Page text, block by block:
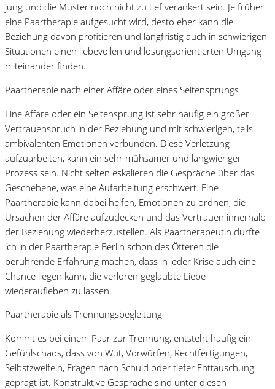
jung und die Muster noch nicht zu tief verankert sein. Je früher
eine Paartherapie aufgesucht wird, desto eher kann die
Beziehung davon profitieren und langfristig auch in schwierigen
Situationen einen liebevollen und lösungsorientierten Umgang
miteinander finden.
Paartherapie nach einer Affäre oder eines Seitensprungs
Eine Affäre oder ein Seitensprung ist sehr häufig ein großer
Vertrauensbruch in der Beziehung und mit schwierigen, teils
ambivalenten Emotionen verbunden. Diese Verletzung
aufzuarbeiten, kann ein sehr mühsamer und langwieriger
Prozess sein. Nicht selten eskalieren die Gespräche über das
Geschehene, was eine Aufarbeitung erschwert. Eine
Paartherapie kann dabei helfen, Emotionen zu ordnen, die
Ursachen der Affäre aufzudecken und das Vertrauen innerhalb
der Beziehung wiederherzustellen. Als Paartherapeutin durfte
ich in der Paartherapie Berlin schon des Öfteren die
berührende Erfahrung machen, dass in jeder Krise auch eine
Chance liegen kann, die verloren geglaubte Liebe
wiederaufleben zu lassen.
Paartherapie als Trennungsbegleitung
Kommt es bei einem Paar zur Trennung, entsteht häufig ein
Gefühlschaos, dass von Wut, Vorwürfen, Rechtfertigungen,
Selbstzweifeln, Fragen nach Schuld oder tiefer Enttäuschung
geprägt ist. Konstruktive Gespräche sind unter diesen